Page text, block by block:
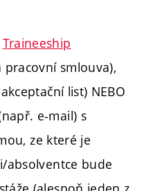
Traineeship
pracovní smlouva),
list) NEBO
e-mail) s
ze které je
absolventce bude